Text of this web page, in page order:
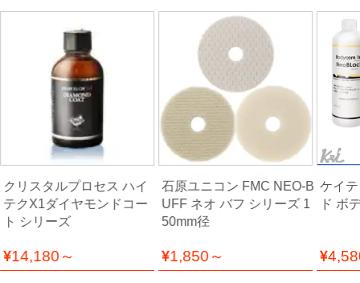
ム
場
クリスタルプロセス ハイ
テクX1ダイヤモンドコー
ト シリーズ
14,180～
石原ユニコン FMC NEO-B
UFF ネオ バフ シリーズ 1
50mm径
1,850～
ケイ
ド ボ